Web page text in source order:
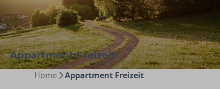
Appartment Freizeit
Home Appartment Freizeit